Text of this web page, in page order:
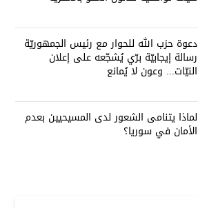
دعوة حزب الله للحوار مع رئيس الجمهوريّة
رسالة إيجابيّة برّي يُشجّعه على إعلان
النيّات... وعون لا يُمانع
لماذا يتنامى الشعور لدى المسيحيين بعدم
الأمان في سوريا؟